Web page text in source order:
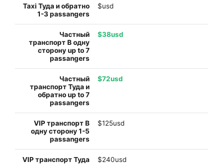
$usd
$38usd
$72usd
$125usd
$240usd